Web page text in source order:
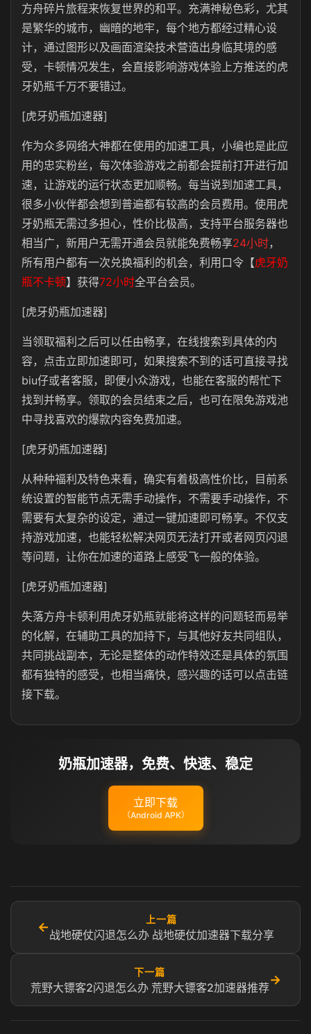
方舟碎片旅程来恢复世界的和平。充满神秘色彩，尤其
是繁华的城市，幽暗的地牢，每个地方都经过精心设
计，通过图形以及画面渲染技术营造出身临其境的感
受，卡顿情况发生，会直接影响游戏体验上方推送的虎
牙奶瓶千万不要错过。
[虎牙奶瓶加速器]
作为众多网络大神都在使用的加速工具，小编也是此应
用的忠实粉丝，每次体验游戏之前都会提前打开进行加
速，让游戏的运行状态更加顺畅。每当说到加速工具，
很多小伙伴都会想到普遍都有较高的会员费用。使用虎
牙奶瓶无需过多担心，性价比极高，支持平台服务器也
相当广，新用户无需开通会员就能免费畅享24小时，
所有用户都有一次兑换福利的机会，利用口令【虎牙奶
瓶不卡顿】获得72小时全平台会员。
[虎牙奶瓶加速器]
当领取福利之后可以任由畅享，在线搜索到具体的内
容，点击立即加速即可，如果搜索不到的话可直接寻找
biu仔或者客服，即便小众游戏，也能在客服的帮忙下
找到并畅享。领取的会员结束之后，也可在限免游戏池
中寻找喜欢的爆款内容免费加速。
[虎牙奶瓶加速器]
从种种福利及特色来看，确实有着极高性价比，目前系
统设置的智能节点无需手动操作，不需要手动操作，不
需要有太复杂的设定，通过一键加速即可畅享。不仅支
持游戏加速，也能轻松解决网页无法打开或者网页闪退
等问题，让你在加速的道路上感受飞一般的体验。
[虎牙奶瓶加速器]
失落方舟卡顿利用虎牙奶瓶就能将这样的问题轻而易举
的化解，在辅助工具的加持下，与其他好友共同组队，
共同挑战副本，无论是整体的动作特效还是具体的氛围
都有独特的感受，也相当痛快，感兴趣的话可以点击链
接下载。
奶瓶加速器，免费、快速、稳定
立即下载
（Android APK）
←
上一篇
战地硬仗闪退怎么办 战地硬仗加速器下载分享
下一篇
荒野大镖客2闪退怎么办 荒野大镖客2加速器推荐
→